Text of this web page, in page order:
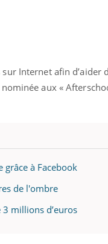
Internet afin d’aider
aux «
grâce à Facebook
de l'ombre
millions d’euros